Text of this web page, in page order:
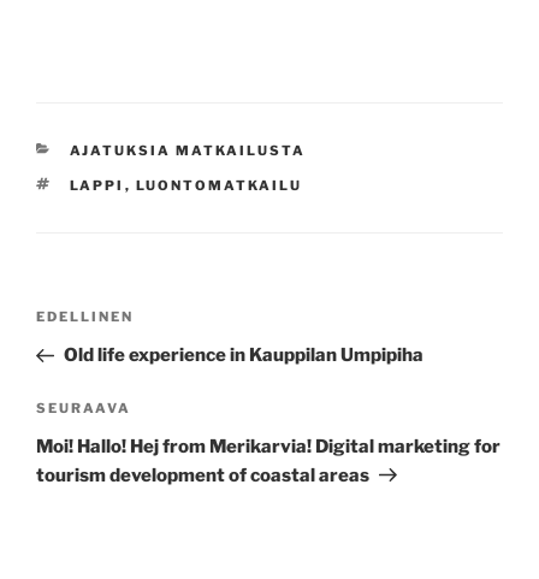
KATEGORIAT
AJATUKSIA MATKAILUSTA
AVAINSANAT
LAPPI , LUONTOMATKAILU
Edellinen
artikkeli
EDELLINEN
Old life experience in Kauppilan Umpipiha
Seuraava
artikkeli
SEURAAVA
Moi! Hallo! Hej from Merikarvia! Digital marketing for
tourism development of coastal areas